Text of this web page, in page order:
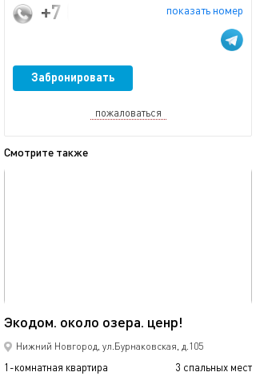
показать номер
+7 (967) 555-42-41
Забронировать
пожаловаться
Смотрите также
Экодом. около озера. ценр!
Нижний Новгород, ул.Бурнаковская, д.105
1-комнатная квартира 3 спальных мест